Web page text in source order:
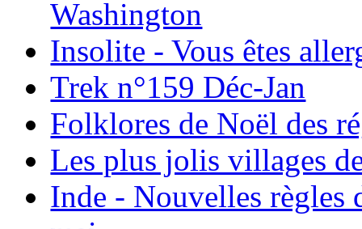
Washington
Insolite - Vous êtes
Trek n°159 Déc-Jan
Folklores de Noël des
Les plus jolis villages
Inde - Nouvelles règles